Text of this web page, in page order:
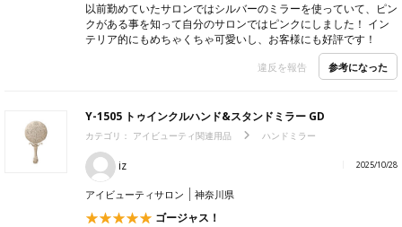
以前勤めていたサロンではシルバーのミラーを使っていて、ピン
クがある事を知って自分のサロンではピンクにしました！ イン
テリア的にもめちゃくちゃ可愛いし、お客様にも好評です！
違反を報告 参考になった
Y-1505 トゥインクルハンド&スタンドミラー GD
カテゴリ： アイビューティ関連用品 ハンドミラー
iz 2025/10/28
アイビューティサロン 神奈川県
ゴージャス！